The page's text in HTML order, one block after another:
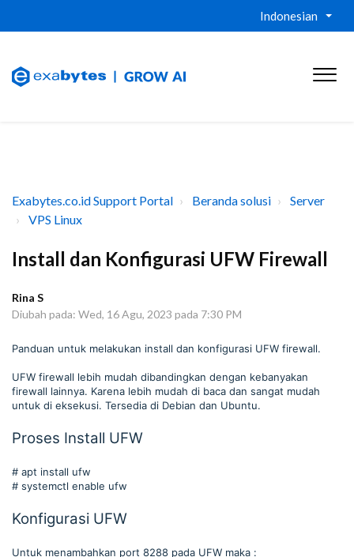
Indonesian
Exabytes.co.id Support Portal Beranda solusi
Server
VPS Linux
Install dan Konfigurasi UFW Firewall
Rina S
Diubah pada: Wed, 16 Agu, 2023 pada 7:30 PM
Panduan untuk melakukan install dan konfigurasi UFW firewall.
UFW firewall lebih mudah dibandingkan dengan kebanyakan
firewall lainnya. Karena lebih mudah di baca dan sangat mudah
untuk di eksekusi. Tersedia di Debian dan Ubuntu.
Proses Install UFW
# apt install ufw
# systemctl enable ufw
Konfigurasi UFW
Untuk menambahkan port 8288 pada UFW maka :